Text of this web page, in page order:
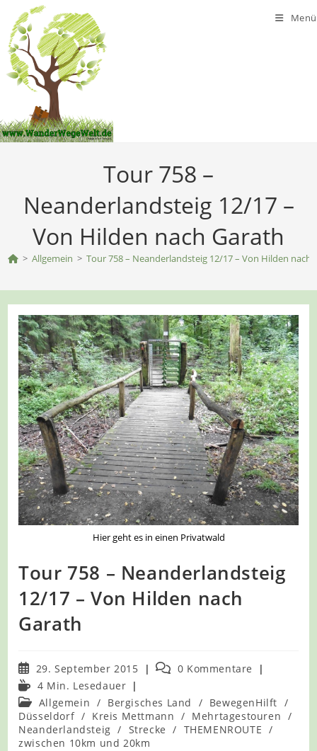
Inhalt
springen
Menü
Tour 758 –
Neanderlandsteig 12/17 –
Von Hilden nach Garath
> Allgemein > Tour 758 – Neanderlandsteig 12/17 – Von Hilden nach
Hier geht es in einen Privatwald
Tour 758 – Neanderlandsteig
12/17 – Von Hilden nach
Garath
Beitrag
veröffentlicht:
29. September 2015
Beitrags-0 Kommentare
Lesedauer:
4 Min. Lesedauer
Beitrags-
Kategorie:
Allgemein / Bergisches Land / BewegenHilft /
Düsseldorf / Kreis Mettmann / Mehrtagestouren /
Neanderlandsteig / Strecke / THEMENROUTE /
zwischen 10km und 20km